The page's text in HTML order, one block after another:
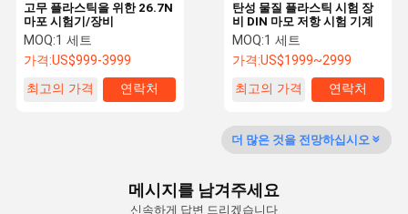
공장 투어 품질 관리 뉴스
탄성 물질 플라스틱 시험 장
비 DIN 마모 저항 시험 기계
MOQ:1 세트
가격:US$1999~2999
최고의 가격
연락처
고무 플라스틱을 위한 26.7N
마포 시험기/장비
MOQ:1 세트
가격:US$999-3999
최고의 가격
연락처
더 많은 것을 전망하십시오
메시지를 남겨주세요
신속하게 답변 드리겠습니다